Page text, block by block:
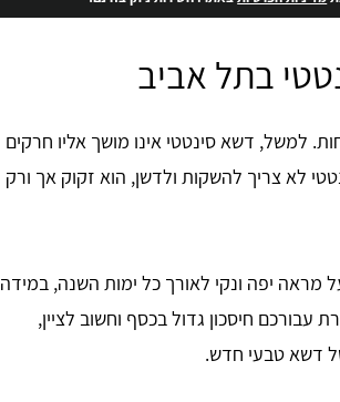
בתל אביב
למשל, דשא סינטטי אינו מושך אליו חרקים
לא צריך להשקות ולדשן, הוא זקוק אך ורק
מראה יפה ונקי לאורך כל ימות השנה, במידה
חיסכון גדול בכסף וחשוב לציין,
דשא טבעי חדש.